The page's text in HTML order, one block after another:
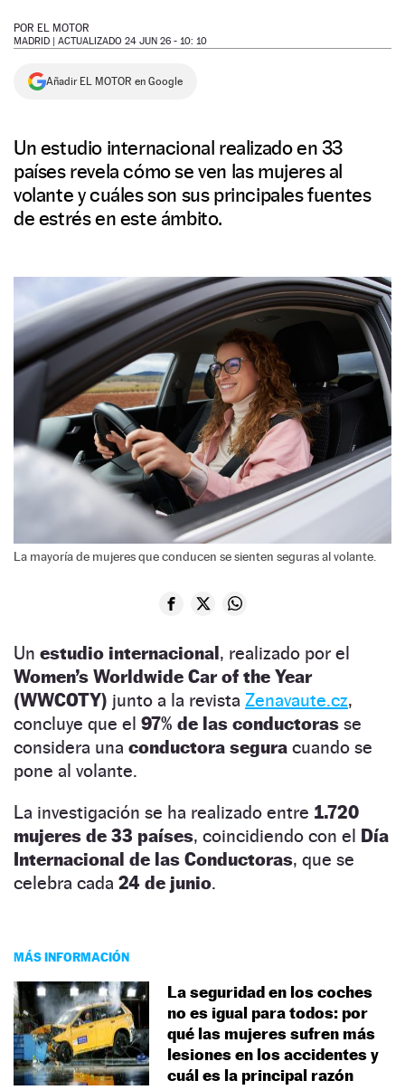
NEWSLETTER
SÍGUENOS
POR EL MOTOR
MADRID | ACTUALIZADO 24 JUN 26 - 10: 10
Añadir EL MOTOR en Google
Un estudio internacional realizado en 33
países revela cómo se ven las mujeres al
volante y cuáles son sus principales fuentes
de estrés en este ámbito.
La mayoría de mujeres que conducen se sienten seguras al volante.
Un estudio internacional, realizado por el
Women’s Worldwide Car of the Year
(WWCOTY) junto a la revista Zenavaute.cz,
concluye que el 97% de las conductoras se
considera una conductora segura cuando se
pone al volante.
La investigación se ha realizado entre 1.720
mujeres de 33 países, coincidiendo con el Día
Internacional de las Conductoras, que se
celebra cada 24 de junio.
MÁS INFORMACIÓN
La seguridad en los coches
no es igual para todos: por
qué las mujeres sufren más
lesiones en los accidentes y
cuál es la principal razón